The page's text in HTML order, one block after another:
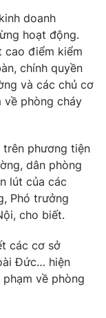
483/GP-BTTTT
Quốc Thắng,
932
doanh
hoạt động.
cao điểm kiểm
chính quyền
và các chủ cơ
về phòng cháy
phương tiện
dân phòng
lút của các
Phó trưởng
cho biết.
các cơ sở
Đức… hiện
về phòng